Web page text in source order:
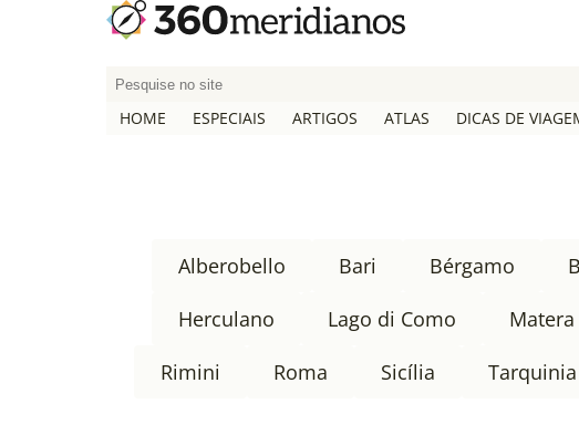
P
HOME ESPECIAIS ARTIGOS ATLAS DICAS DE
Alberobello Bari Bérgamo
Herculano
Lago di Como Matera
Rimini
Roma Sicília Tarquinia